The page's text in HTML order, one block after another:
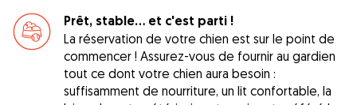
Prêt, stable... et c'est parti !
La réservation de votre chien est sur le point de
commencer ! Assurez-vous de fournir au gardien
tout ce dont votre chien aura besoin :
suffisamment de nourriture, un lit confortable, la